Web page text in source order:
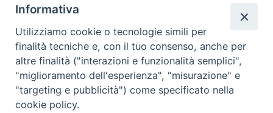
Redazione
Scrivici
Copyright © 2019 - Tutti i diritti riservati - Vita
Informativa
Utilizziamo cookie o tecnologie simili per
finalità tecniche e, con il tuo consenso, anche per
altre finalità ("interazioni e funzionalità semplici",
"miglioramento dell'esperienza", "misurazione" e
"targeting e pubblicità") come specificato nella
cookie policy.